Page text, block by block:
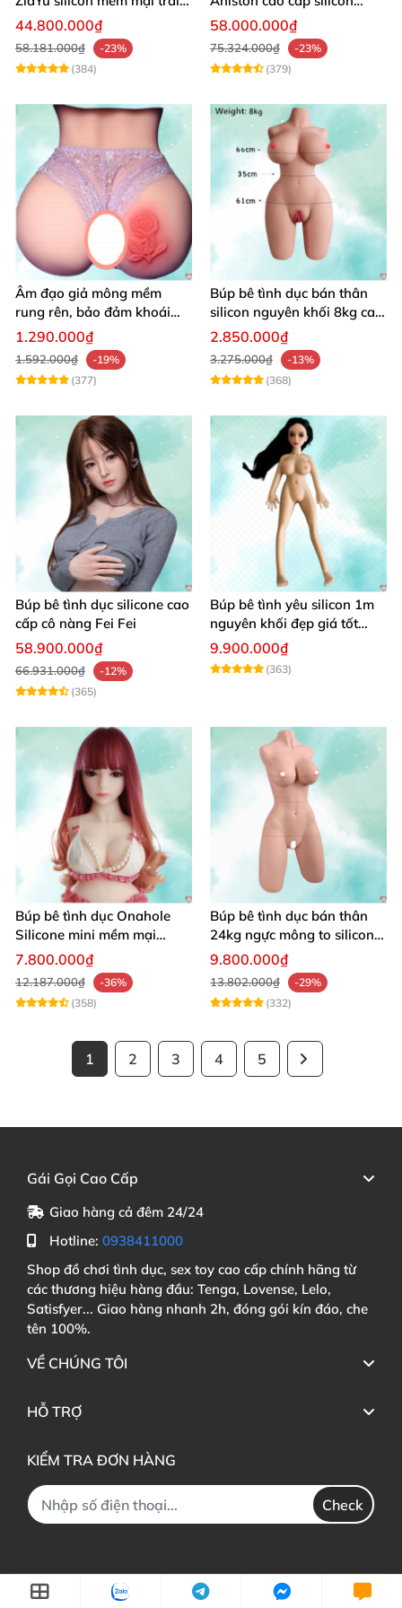
nghiệm thật
44.800.000₫
58.181.000₫
-23%
(384)
mềm mại giá tốt
58.000.000₫
75.324.000₫
-23%
(379)
Âm đạo giả mông mềm
rung rên, bảo đảm khoái
cảm vượt trội
1.290.000₫
1.592.000₫
-19%
(377)
Búp bê tình dục bán thân
silicon nguyên khối 8kg cao
cấp mô phỏng người thật
2.850.000₫
3.275.000₫
-13%
(368)
Búp bê tình dục silicone cao
cấp cô nàng Fei Fei
58.900.000₫
66.931.000₫
-12%
(365)
Búp bê tình yêu silicon 1m
nguyên khối đẹp giá tốt
giao nhanh
9.900.000₫
(363)
Búp bê tình dục Onahole
Silicone mini mềm mại
54cm
7.800.000₫
12.187.000₫
-36%
(358)
Búp bê tình dục bán thân
24kg ngực mông to silicon y
tế siêu thật
9.800.000₫
13.802.000₫
-29%
(332)
1 2 3 4 5
Gái Gọi Cao Cấp
Giao hàng cả đêm 24/24
Hotline: 0938411000
Shop đồ chơi tình dục, sex toy cao cấp chính hãng từ
các thương hiệu hàng đầu: Tenga, Lovense, Lelo,
Satisfyer... Giao hàng nhanh 2h, đóng gói kín đáo, che
tên 100%.
VỀ CHÚNG TÔI
HỖ TRỢ
KIỂM TRA ĐƠN HÀNG
Check